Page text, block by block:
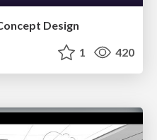
Design
1 420